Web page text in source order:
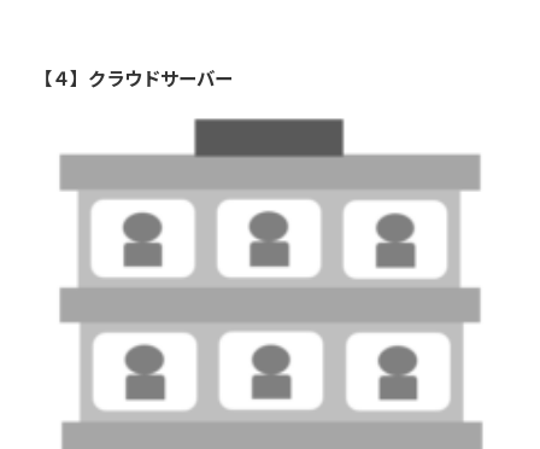
【４】クラウドサーバー